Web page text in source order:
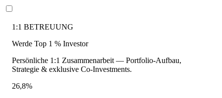
1:1 BETREUUNG
Werde Top 1 % Investor
Persönliche 1:1 Zusammenarbeit — Portfolio-Aufbau,
Strategie & exklusive Co-Investments.
26,8%